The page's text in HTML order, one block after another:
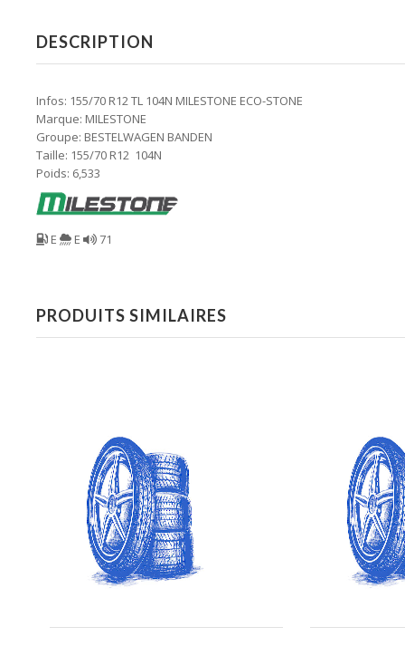
DESCRIPTION
Infos: 155/70 R12 TL 104N MILESTONE ECO-STONE
Marque: MILESTONE
Groupe: BESTELWAGEN BANDEN
Taille: 155/70 R12 104N
Poids: 6,533
E E 71
PRODUITS SIMILAIRES